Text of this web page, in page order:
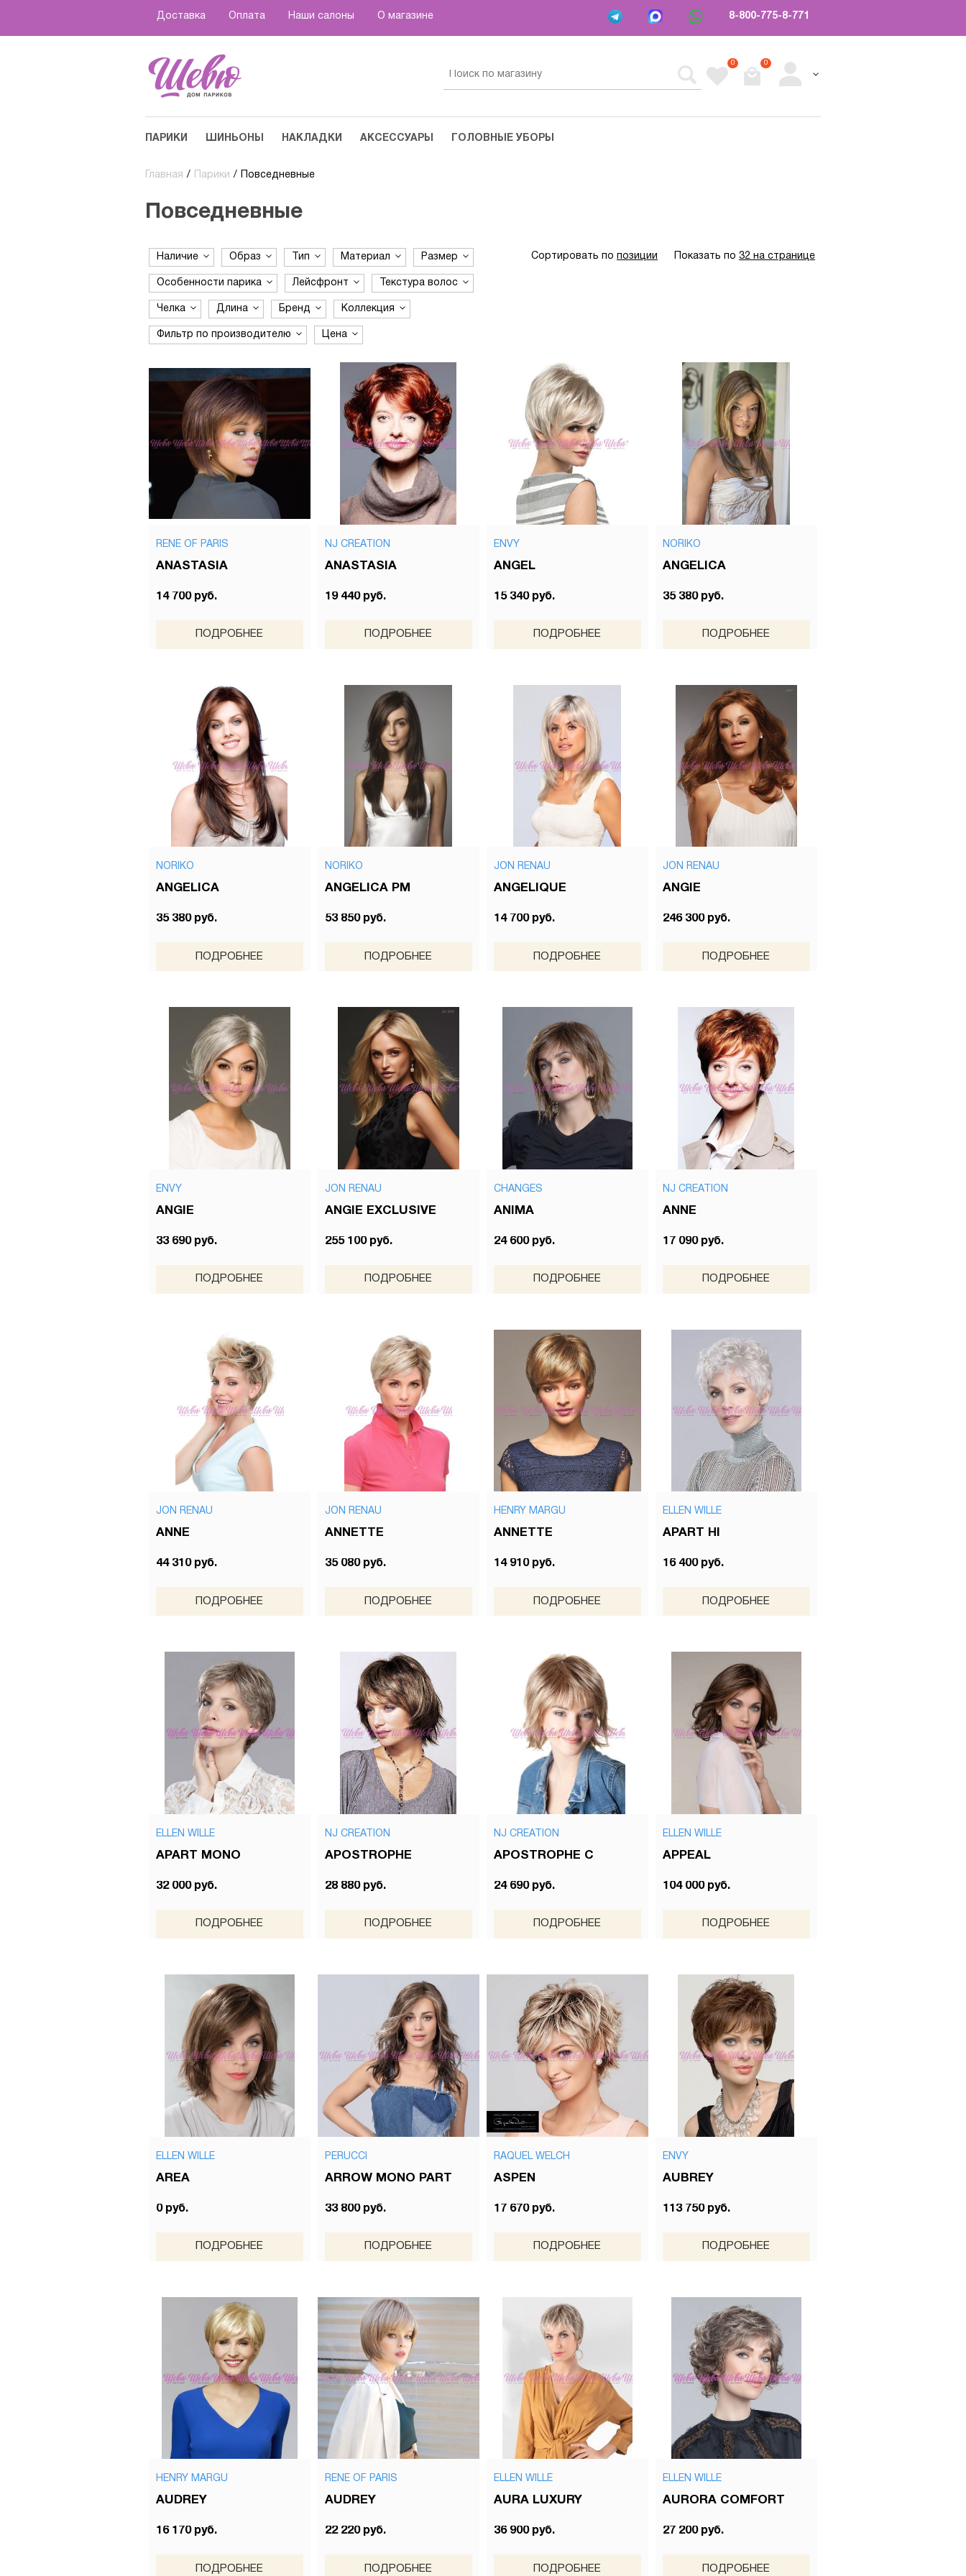
Доставка Оплата Наши салоны О магазине 8-800-775-8-771
0 0
ПАРИКИ ШИНЬОНЫ НАКЛАДКИ АКСЕССУАРЫ ГОЛОВНЫЕ УБОРЫ
Главная / Парики / Повседневные
Повседневные
Наличие Образ Тип Материал Размер
Особенности парика Лейсфронт Текстура волос
Челка Длина Бренд Коллекция
Фильтр по производителю Цена
Сортировать по позиции Показать по 32 на странице
RENE OF PARIS
ANASTASIA
14 700 руб.
ПОДРОБНЕЕ
NJ CREATION
ANASTASIA
19 440 руб.
ПОДРОБНЕЕ
ENVY
ANGEL
15 340 руб.
ПОДРОБНЕЕ
NORIKO
ANGELICA
35 380 руб.
ПОДРОБНЕЕ
NORIKO
ANGELICA
35 380 руб.
ПОДРОБНЕЕ
NORIKO
ANGELICA PM
53 850 руб.
ПОДРОБНЕЕ
JON RENAU
ANGELIQUE
14 700 руб.
ПОДРОБНЕЕ
JON RENAU
ANGIE
246 300 руб.
ПОДРОБНЕЕ
ENVY
ANGIE
33 690 руб.
ПОДРОБНЕЕ
JON RENAU
ANGIE EXCLUSIVE
255 100 руб.
ПОДРОБНЕЕ
CHANGES
ANIMA
24 600 руб.
ПОДРОБНЕЕ
NJ CREATION
ANNE
17 090 руб.
ПОДРОБНЕЕ
JON RENAU
ANNE
44 310 руб.
ПОДРОБНЕЕ
JON RENAU
ANNETTE
35 080 руб.
ПОДРОБНЕЕ
HENRY MARGU
ANNETTE
14 910 руб.
ПОДРОБНЕЕ
ELLEN WILLE
APART HI
16 400 руб.
ПОДРОБНЕЕ
ELLEN WILLE
APART MONO
32 000 руб.
ПОДРОБНЕЕ
NJ CREATION
APOSTROPHE
28 880 руб.
ПОДРОБНЕЕ
NJ CREATION
APOSTROPHE C
24 690 руб.
ПОДРОБНЕЕ
ELLEN WILLE
APPEAL
104 000 руб.
ПОДРОБНЕЕ
ELLEN WILLE
AREA
0 руб.
ПОДРОБНЕЕ
PERUCCI
ARROW MONO PART
33 800 руб.
ПОДРОБНЕЕ
RAQUEL WELCH
ASPEN
17 670 руб.
ПОДРОБНЕЕ
ENVY
AUBREY
113 750 руб.
ПОДРОБНЕЕ
HENRY MARGU
AUDREY
16 170 руб.
ПОДРОБНЕЕ
RENE OF PARIS
AUDREY
22 220 руб.
ПОДРОБНЕЕ
ELLEN WILLE
AURA LUXURY
36 900 руб.
ПОДРОБНЕЕ
ELLEN WILLE
AURORA COMFORT
27 200 руб.
ПОДРОБНЕЕ